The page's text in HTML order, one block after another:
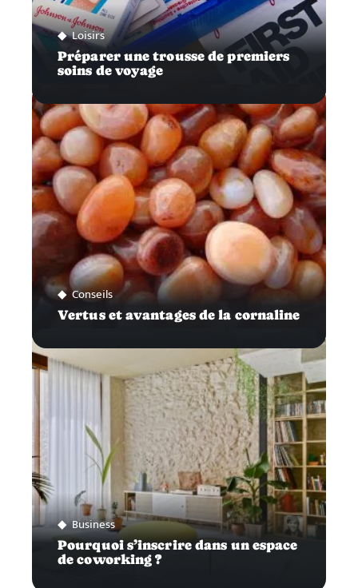
Loisirs
Préparer une trousse de premiers
soins de voyage
Conseils
Vertus et avantages de la cornaline
Business
Pourquoi s’inscrire dans un espace
de coworking ?